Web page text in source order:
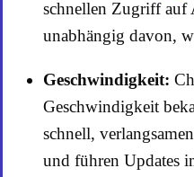
schnellen Zugriff auf
unabhängig davon,
Geschwindigkeit:
Geschwindigkeit
schnell,
und führen Updates